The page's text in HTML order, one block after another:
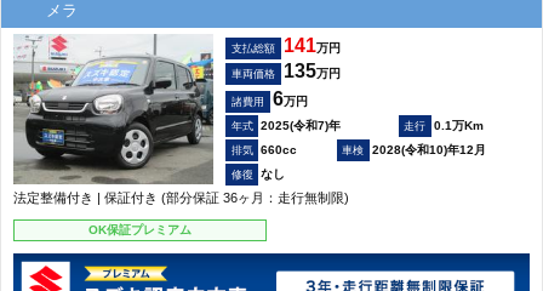
メラ
支払総額 141万円
車両価格 135万円
諸費用 6万円
2025(令和7)年
0.1万Km
660cc
2028(令和10)年12月
なし
法定整備付き | 保証付き (部分保証 36ヶ月：走行無制限)
OK保証プレミアム